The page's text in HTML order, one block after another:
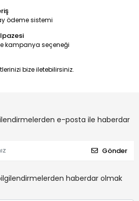
ödeme sistemi
kampanya seçeneği
bize iletebilirsiniz.
e-posta ile haberdar
Gönder
haberdar olmak